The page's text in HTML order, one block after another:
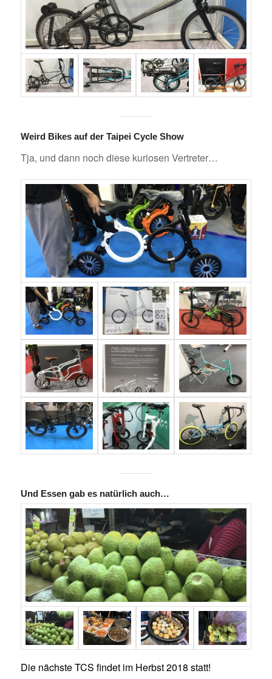
Weird Bikes auf der Taipei Cycle Show
Tja, und dann noch diese kuriosen Vertreter…
Und Essen gab es natürlich auch…
Die nächste TCS findet im Herbst 2018 statt!